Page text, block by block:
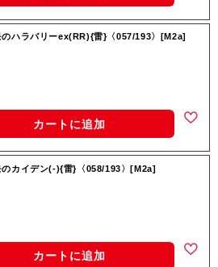
のハラバリーex(RR){雷}〈057/193〉[M2a]
カートに追加
のカイデン(-){雷}〈058/193〉[M2a]
カートに追加